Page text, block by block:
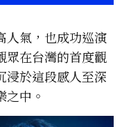
人氣，也成功巡演
眾在台灣的首度觀
浸於這段感人至深
中。